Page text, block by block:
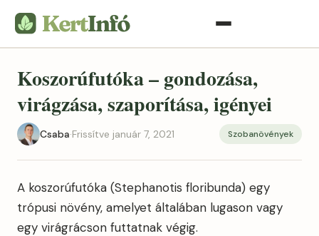
Koszorúfutóka – gondozása,
virágzása, szaporítása, igényei
Csaba·Frissítve január 7, 2021 Szobanövények
A koszorúfutóka (Stephanotis floribunda) egy
trópusi növény, amelyet általában lugason vagy
egy virágrácson futtatnak végig.